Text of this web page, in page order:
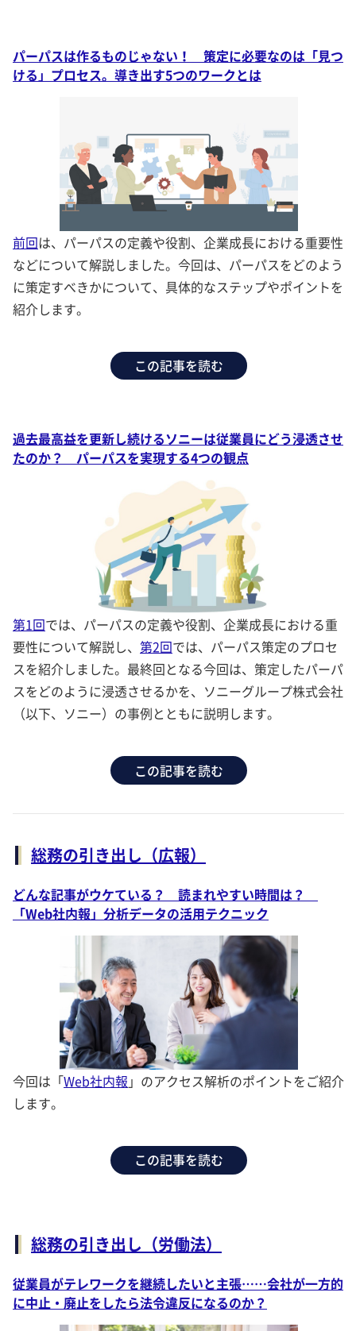
パーパスは作るものじゃない！ 策定に必要なのは「見つ
ける」プロセス。導き出す5つのワークとは
前回は、パーパスの定義や役割、企業成長における重要性
などについて解説しました。今回は、パーパスをどのよう
に策定すべきかについて、具体的なステップやポイントを
紹介します。
この記事を読む
過去最高益を更新し続けるソニーは従業員にどう浸透させ
たのか？ パーパスを実現する4つの観点
第1回では、パーパスの定義や役割、企業成長における重
要性について解説し、 第2回では、パーパス策定のプロセ
スを紹介しました。最終回となる今回は、策定したパーパ
スをどのように浸透させるかを、ソニーグループ株式会社
（以下、ソニー）の事例とともに説明します。
この記事を読む
総務の引き出し（広報）
どんな記事がウケている？ 読まれやすい時間は？
「Web社内報」分析データの活用テクニック
今回は「Web社内報 」のアクセス解析のポイントをご紹介
します。
この記事を読む
総務の引き出し（労働法）
従業員がテレワークを継続したいと主張……会社が一方的
に中止・廃止をしたら法令違反になるのか？